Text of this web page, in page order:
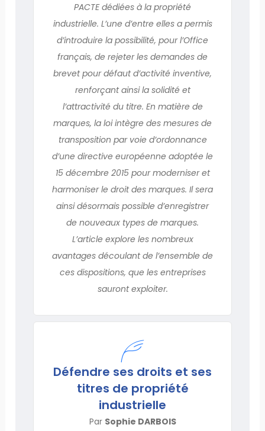
PACTE dédiées à la propriété
industrielle. L’une d’entre elles a permis
d’introduire la possibilité, pour l’Office
français, de rejeter les demandes de
brevet pour défaut d’activité inventive,
renforçant ainsi la solidité et
l’attractivité du titre. En matière de
marques, la loi intègre des mesures de
transposition par voie d’ordonnance
d’une directive européenne adoptée le
15 décembre 2015 pour moderniser et
harmoniser le droit des marques. Il sera
ainsi désormais possible d’enregistrer
de nouveaux types de marques.
L’article explore les nombreux
avantages découlant de l’ensemble de
ces dispositions, que les entreprises
sauront exploiter.
Défendre ses droits et ses
titres de propriété
industrielle
Par Sophie DARBOIS